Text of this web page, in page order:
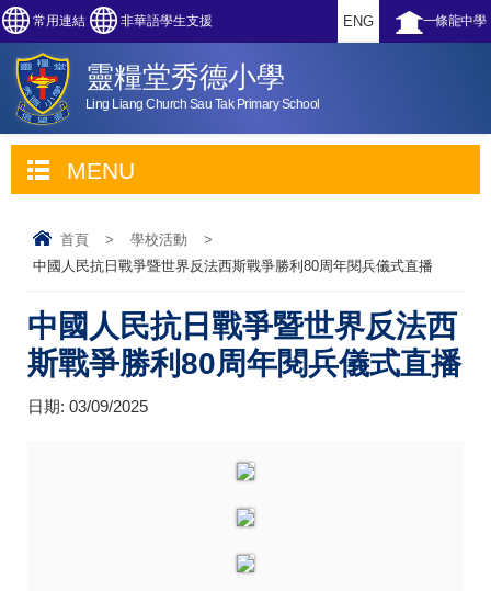
常用連結 非華語學生支援 一條龍中學
ENG
靈糧堂秀德小學
Ling Liang Church Sau Tak Primary School
MENU
首頁 > 學校活動
>
中國人民抗日戰爭暨世界反法西斯戰爭勝利80周年閱兵儀式直播
中國人民抗日戰爭暨世界反法西
斯戰爭勝利80周年閱兵儀式直播
日期: 03/09/2025